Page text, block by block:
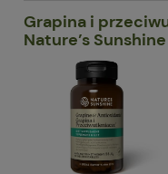
Grapina i
Nature’s Sunshine